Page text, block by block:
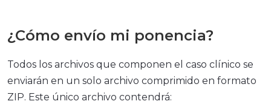
¿Cómo envío mi ponencia?
Todos los archivos que componen el caso clínico se
enviarán en un solo archivo comprimido en formato
ZIP. Este único archivo contendrá: